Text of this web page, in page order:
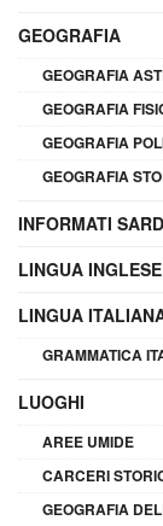
GEOGRAFIA
GEOGRAFIA
GEOGRAFIA
GEOGRAFIA
GEOGRAFIA
INFORMATI
LINGUA INGLESE
LINGUA
GRAMMATICA
LUOGHI
AREE UMIDE
CARCERI
GEOGRAFIA